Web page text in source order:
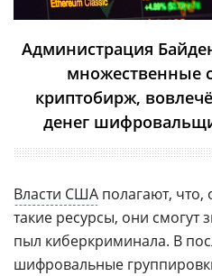
Администрация
множественные
криптобирж,
денег
Власти США полагают, что,
такие ресурсы, они смогут
пыл киберкриминала. В
шифровальные